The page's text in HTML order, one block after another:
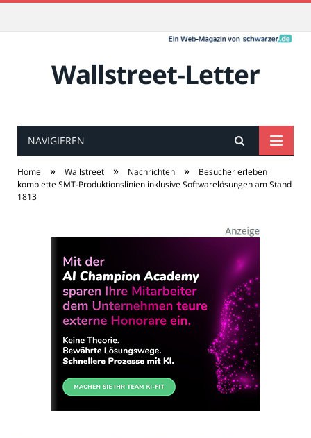
Wallstreet-Letter
NAVIGIEREN
Home » Wallstreet » Nachrichten »
Besucher erleben
komplette SMT-Produktionslinien inklusive Softwarelösungen am Stand
1813